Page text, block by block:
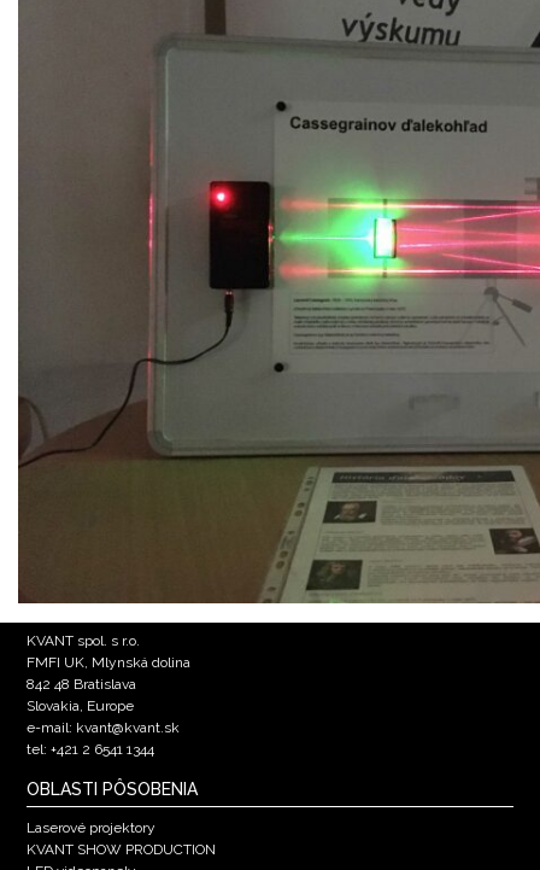
KVANT spol. s r.o.
FMFI UK, Mlynská dolina
842 48 Bratislava
Slovakia, Europe
e-mail: kvant@kvant.sk
tel: +421 2 6541 1344
OBLASTI PÔSOBENIA
Laserové projektory
KVANT SHOW PRODUCTION